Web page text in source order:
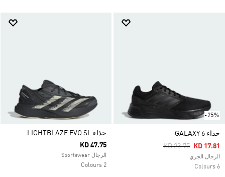
-25%
حذاء GALAXY 6
Price Reduced
KD 23.75ToKD 17.81
الرجال الجري
6 Colours
حذاء LIGHTBLAZE EVO SL
KD 47.75
الرجال Sportswear
2 Colours